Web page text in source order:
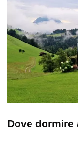
Dove dormire